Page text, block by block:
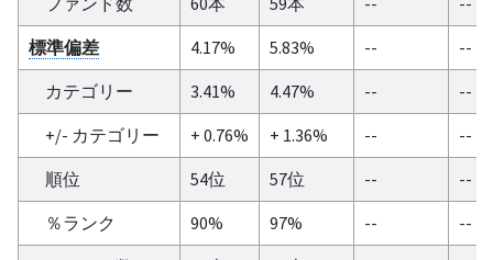
標準偏差
4.17% 5.83% --
--
カテゴリー
3.41% 4.47% --
--
+/- カテゴリー
+ 0.76% + 1.36% --
--
順位
54位 57位 --
--
％ランク
90% 97% --
--